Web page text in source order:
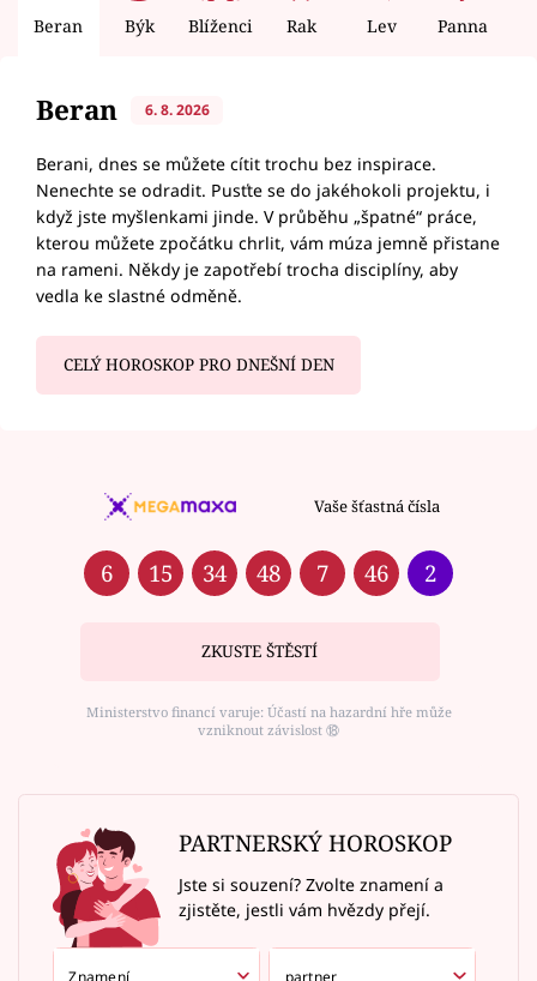
Beran Býk Blíženci Rak Lev Panna
Beran 6. 8. 2026
Berani, dnes se můžete cítit trochu bez inspirace.
Nenechte se odradit. Pusťte se do jakéhokoli projektu, i
když jste myšlenkami jinde. V průběhu „špatné“ práce,
kterou můžete zpočátku chrlit, vám múza jemně přistane
na rameni. Někdy je zapotřebí trocha disciplíny, aby
vedla ke slastné odměně.
CELÝ HOROSKOP PRO DNEŠNÍ DEN
Vaše šťastná čísla
6 15 34 48 7 46 2
ZKUSTE ŠTĚSTÍ
Ministerstvo financí varuje: Účastí na hazardní hře může
vzniknout závislost ⑱
PARTNERSKÝ HOROSKOP
Jste si souzení? Zvolte znamení a
zjistěte, jestli vám hvězdy přejí.